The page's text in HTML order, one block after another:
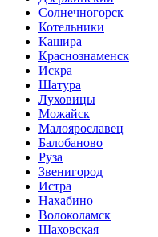
Солнечногорск
Котельники
Кашира
Краснознаменск
Искра
Шатура
Луховицы
Можайск
Малоярославец
Балобаново
Руза
Звенигород
Истра
Нахабино
Волоколамск
Шаховская